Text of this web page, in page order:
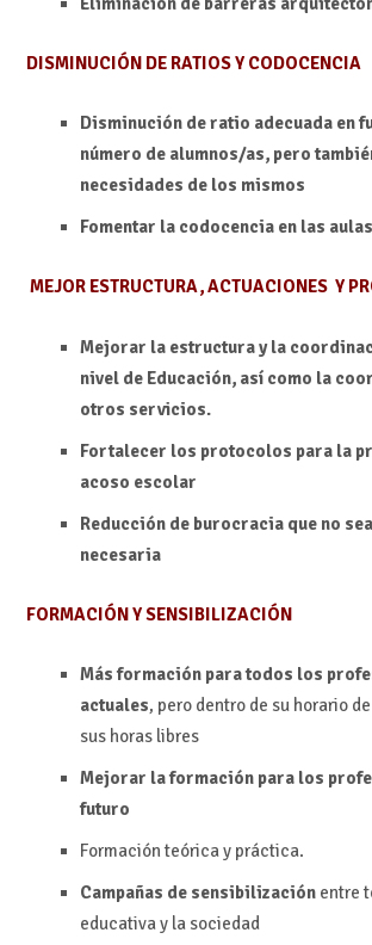
DISMINUCIÓN DE RATIOS Y CODOCENCIA
Disminución de ratio adecuada en
número de alumnos/as, pero
necesidades de los mismos
Fomentar la codocencia en las aulas
MEJOR ESTRUCTURA, ACTUACIONES Y
Mejorar la estructura y la
nivel de Educación, así como la
otros servicios.
Fortalecer los protocolos para la
acoso escolar
Reducción de burocracia que no
necesaria
FORMACIÓN Y SENSIBILIZACIÓN
Más formación para todos los
actuales, pero dentro de su horario
sus horas libres
Mejorar la formación para los
futuro
Formación teórica y práctica.
Campañas de sensibilizaciónentre
educativa y la sociedad